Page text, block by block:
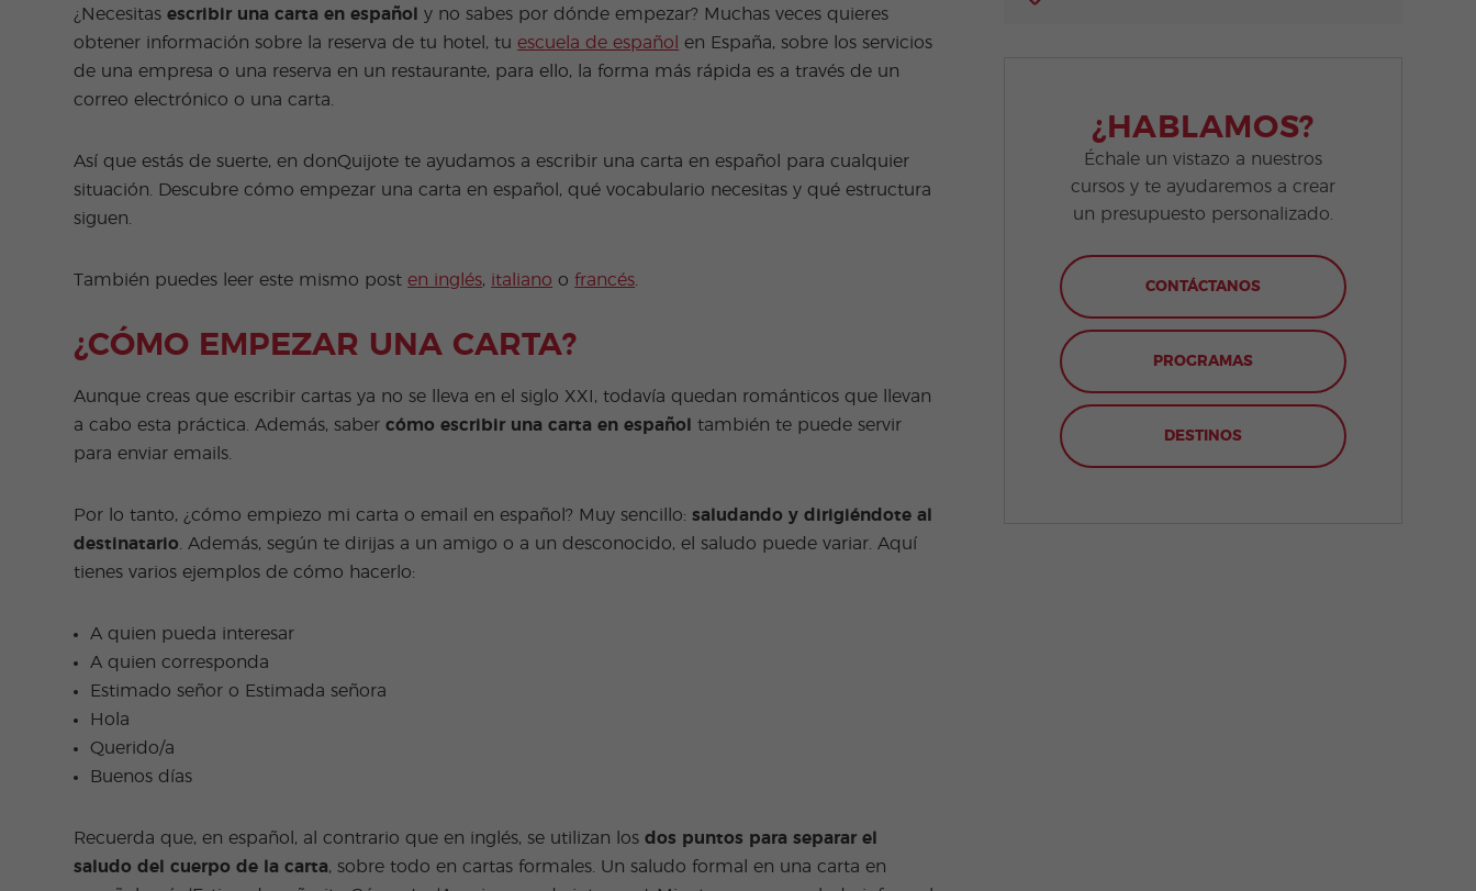
¿Necesitasescribir una carta en español
y no sabes por dónde empezar? Muchas veces quieres
obtener información sobre la reserva de tu hotel, tuescuela de español
en España, sobre los servicios
de una empresa o una reserva en un restaurante, para ello, la forma más rápida es a través de un
correo electrónico o una carta.
Así que estás de suerte, en donQuijote te ayudamos a escribir una carta en español para cualquier
situación. Descubre cómo empezar una carta en español, qué vocabulario necesitas y qué estructura
siguen.
También puedes leer este mismo posten inglés, italiano ofrancés
¿CÓMO EMPEZAR UNA CARTA?
Aunque creas que escribir cartas ya no se lleva en el siglo XXI, todavía quedan románticos que llevan
a cabo esta práctica. Además, sabercómo escribir una carta en español
también te puede servir
para enviar emails.
Por lo tanto, ¿cómo empiezo mi carta o email en español? Muy sencillo:saludando y dirigiéndote al
destinatario . Además, según te dirijas a un amigo o a un desconocido, el saludo puede variar. Aquí
tienes varios ejemplos de cómo hacerlo:
A quien pueda interesar
A quien corresponda
Estimado señor o Estimada señora
Hola
Querido/a
Buenos días
Recuerda que, en español, al contrario que en inglés, se utilizan losdos puntos para separar el
saludo del cuerpo de la carta, sobre todo en cartas formales. Un saludo formal en una carta en
¿HABLAMOS?
Échale un vistazo a nuestros
cursos y te ayudaremos a crear
un presupuesto personalizado.
CONTÁCTANOS
PROGRAMAS
DESTINOS